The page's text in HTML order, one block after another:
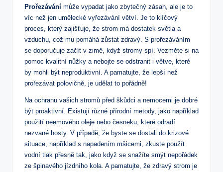
Prořezávání může vypadat jako zbytečný zásah, ale je to
víc než jen umělecké vyřezávání větví. Je to klíčový
proces, který zajišťuje, že strom má dostatek světla a
vzduchu, což mu pomáhá zůstat zdravý. S prořezáváním
se doporučuje začít v zimě, když stromy spí. Vezměte si na
pomoc kvalitní nůžky a nebojte se odstranit i větve, které
by mohli být neproduktivní. A pamatujte, že lepší než
prořezávat polovičně, je udělat to pořádně!
Na ochranu vašich stromů před škůdci a nemocemi je dobré
být proaktivní. Existují různé přírodní metody, jako například
použití neemového oleje nebo česneku, které odradí
nezvané hosty. V případě, že byste se dostali do krizové
situace, například s napadením mšicemi, zkuste použít
vodní tlak přesně tak, jako když se snažíte smýt nepořádek
ze špinavého jízdního kola. A pamatujte, že zdravý strom je